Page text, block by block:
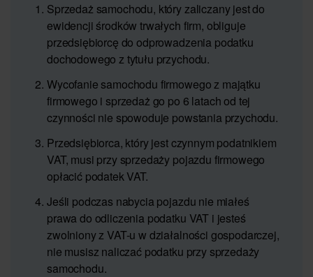
Sprzedaż samochodu, który zaliczany jest do
ewidencji środków trwałych firm, obliguje
przedsiębiorcę do odprowadzenia podatku
dochodowego z tytułu przychodu.
Wycofanie samochodu firmowego z majątku
firmowego i sprzedaż go po 6 latach od tej
czynności nie spowoduje powstania przychodu.
Przedsiębiorca, który jest czynnym podatnikiem
VAT, musi przy sprzedaży pojazdu firmowego
opłacić podatek VAT.
Jeśli podczas nabycia pojazdu nie miałeś
prawa do odliczenia podatku VAT i jesteś
zwolniony z VAT-u w działalności gospodarczej,
nie musisz naliczać podatku przy sprzedaży
samochodu.